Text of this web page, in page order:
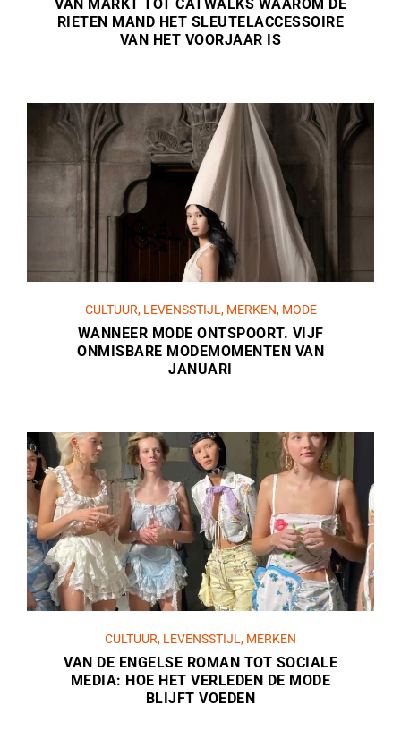
VAN MARKT TOT CATWALKS WAAROM DE
RIETEN MAND HET SLEUTELACCESSOIRE
VAN HET VOORJAAR IS
CULTUUR, LEVENSSTIJL , MERKEN, MODE
WANNEER MODE ONTSPOORT. VIJF
ONMISBARE MODEMOMENTEN VAN
JANUARI
CULTUUR, LEVENSSTIJL , MERKEN
VAN DE ENGELSE ROMAN TOT SOCIALE
MEDIA: HOE HET VERLEDEN DE MODE
BLIJFT VOEDEN